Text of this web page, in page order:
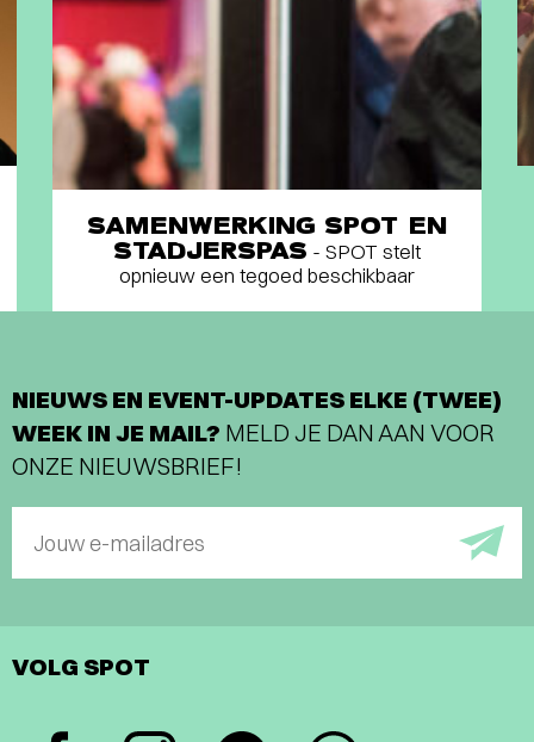
SAMENWERKING SPOT EN
STADJERSPAS - SPOT stelt
opnieuw een tegoed beschikbaar
NIEUWS EN EVENT-UPDATES ELKE (TWEE)
WEEK IN JE MAIL? MELD JE DAN AAN VOOR
ONZE NIEUWSBRIEF!
Jouw e-mailadres
VOLG SPOT